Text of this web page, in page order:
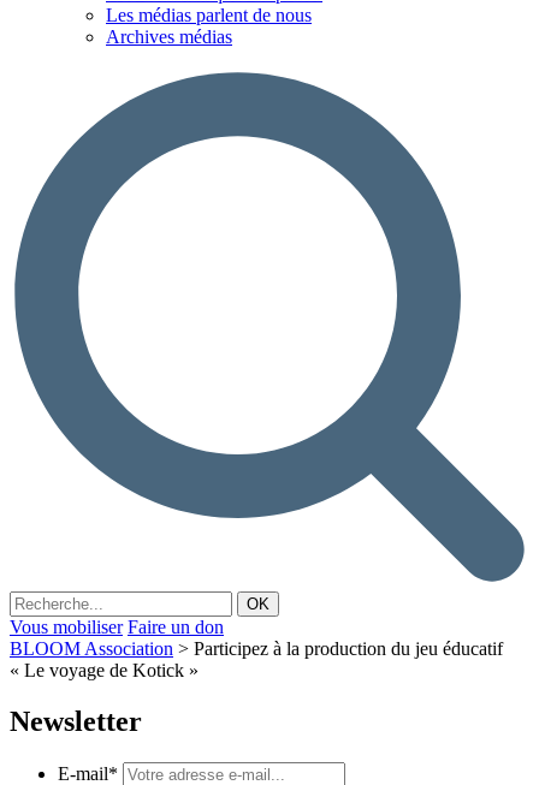
Les médias parlent de nous
Archives médias
Vous mobiliser Faire un don
BLOOM Association > Participez à la production du jeu éducatif
« Le voyage de Kotick »
Newsletter
E-mail*